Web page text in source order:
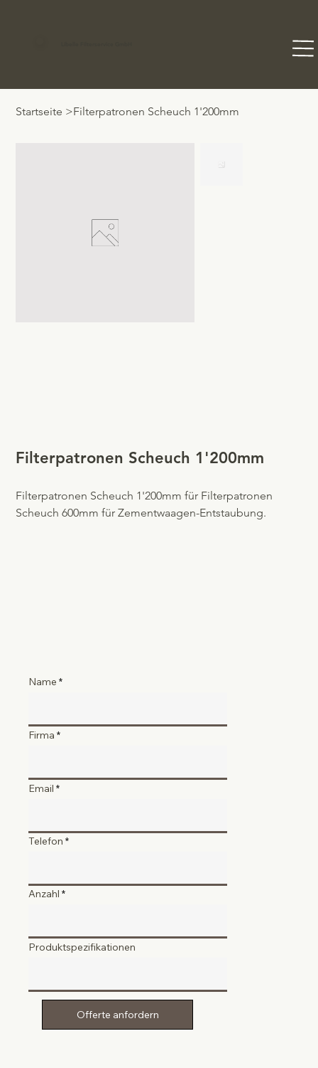
Startseite >Filterpatronen Scheuch 1'200mm
Filterpatronen Scheuch 1'200mm
Filterpatronen Scheuch 1'200mm für Filterpatronen
Scheuch 600mm für Zementwaagen-Entstaubung.
Name
Firma
Email
Telefon
Anzahl
Produktspezifikationen
Offerte anfordern